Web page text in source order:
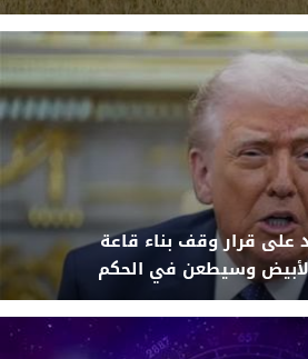
على قرار وقف بناء قاعة
وسيطعن في الحكم